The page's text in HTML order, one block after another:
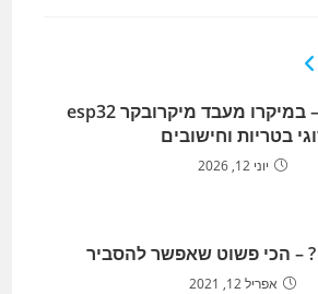
טעינה צריכה – במיקרו מעבד מיקרובקר esp32
בטריות וחישובים
יוני 12, 2026
– הכי פשוט שאפשר להסביר
אפריל 12, 2021